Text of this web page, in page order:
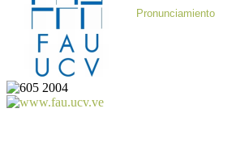
Pronunciamiento